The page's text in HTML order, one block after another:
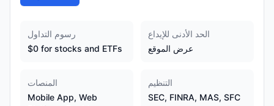
رسوم التداول
$0 for stocks and ETFs
الحد الأدنى للإيداع
عرض الموقع
المنصات
Mobile App, Web
التنظيم
SEC, FINRA, MAS, SFC